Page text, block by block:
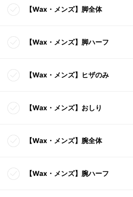
【Wax・メンズ】脚全体
【Wax・メンズ】脚ハーフ
【Wax・メンズ】ヒザのみ
【Wax・メンズ】おしり
【Wax・メンズ】腕全体
【Wax・メンズ】腕ハーフ